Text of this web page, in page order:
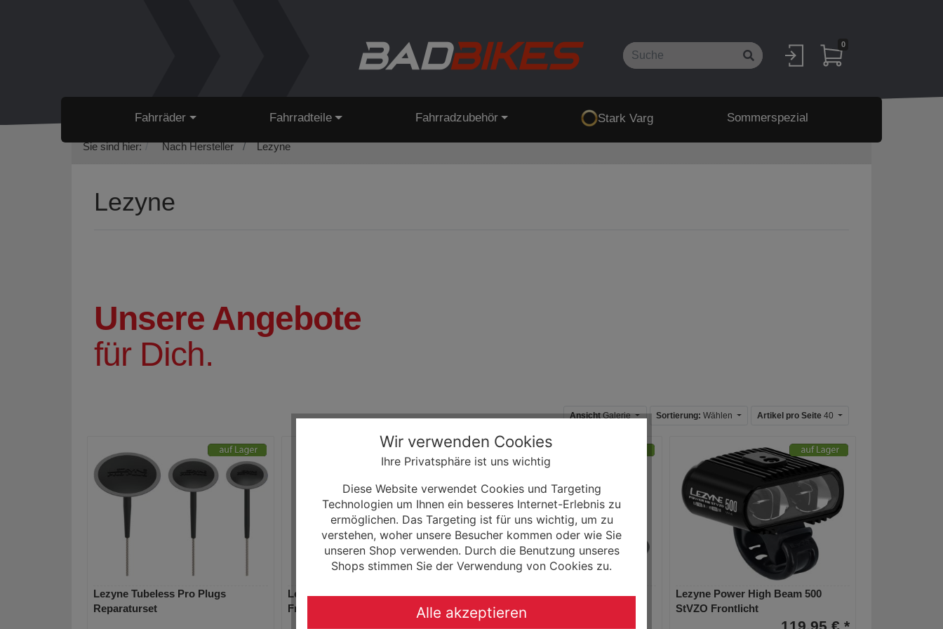
0
Fahrräder Fahrradteile Fahrradzubehör Stark Varg Sommerspezial
Sie sind hier: Nach Hersteller Lezyne
Lezyne
Unsere Angebote
für Dich.
AnsichtGalerie Sortierung: Wählen Artikel pro Seite 40
Lezyne Tubeless Pro Plugs
Reparaturset
Lezyne Power HB E500 StVZO
Frontlicht
Lezyne Pedal Hook Pedalhaken-
Wandbefestigung
Lezyne Power High Beam 500
StVZO Frontlicht
Wir verwenden Cookies
Ihre Privatsphäre ist uns wichtig
Diese Website verwendet Cookies und Targeting
Technologien um Ihnen ein besseres Internet-Erlebnis zu
ermöglichen. Das Targeting ist für uns wichtig, um zu
verstehen, woher unsere Besucher kommen oder wie Sie
unseren Shop verwenden. Durch die Benutzung unseres
Shops stimmen Sie der Verwendung von Cookies zu.
Alle akzeptieren